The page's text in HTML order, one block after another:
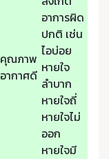
คุณภาพ
อากาศดี
อาการผิด
ปกติ เช่น
ไอบ่อย
หายใจ
ลำบาก
หายใจถี่
หายใจไม่
ออก
หายใจมี